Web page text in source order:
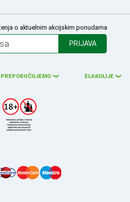
o aktuelnim akcijskim ponudama
PRIJAVA
PREPORUČUJEMO ❮ ELAKOLIJE ❮